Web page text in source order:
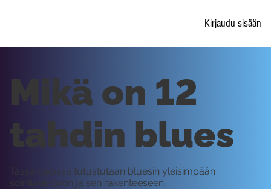
Kirjaudu sisään
Mikä on 12
tahdin blues
Tässä osiossa tutustutaan bluesin yleisimpään
sointukiertoon ja sen rakenteeseen.